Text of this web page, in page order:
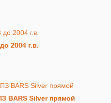
2004 г.в.
BARS Silver прямой